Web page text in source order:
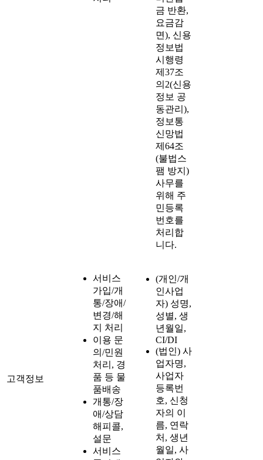
고객정보
금 반환,
요금감
면), 신용
정보법
시행령
제37조
의2(신용
정보 공
동관리),
정보통
신망법
제64조
(불법스
팸 방지)
사무를
위해 주
민등록
번호를
처리합
니다.
서비스
가입/개
통/장애/
변경/해
지 처리
이용 문
의/민원
처리, 경
품 등 물
품배송
개통/장
애/상담
해피콜,
설문
서비스
(개인/개
인사업
자) 성명,
성별, 생
년월일,
CI/DI
(법인) 사
업자명,
사업자
등록번
호, 신청
자의 이
름, 연락
처, 생년
월일, 사